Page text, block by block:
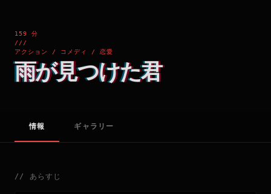
159 分
///
アクション / コメディ / 恋愛
雨が見つけた君
情報 ギャラリー
// あらすじ